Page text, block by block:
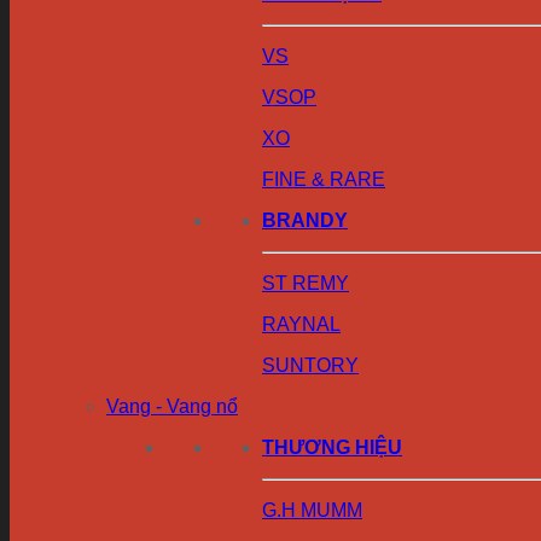
VS
VSOP
XO
FINE & RARE
BRANDY
ST REMY
RAYNAL
SUNTORY
Vang - Vang nổ
THƯƠNG HIỆU
G.H MUMM